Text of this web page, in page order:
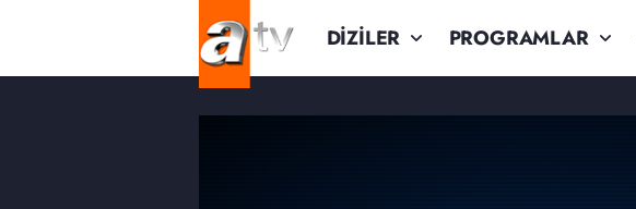
DİZİLER PROGRAMLAR